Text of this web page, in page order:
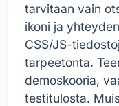
tarvitaan vain
ikoni ja
CSS/JS-
tarpeetonta.
demoskooria,
testitulosta.